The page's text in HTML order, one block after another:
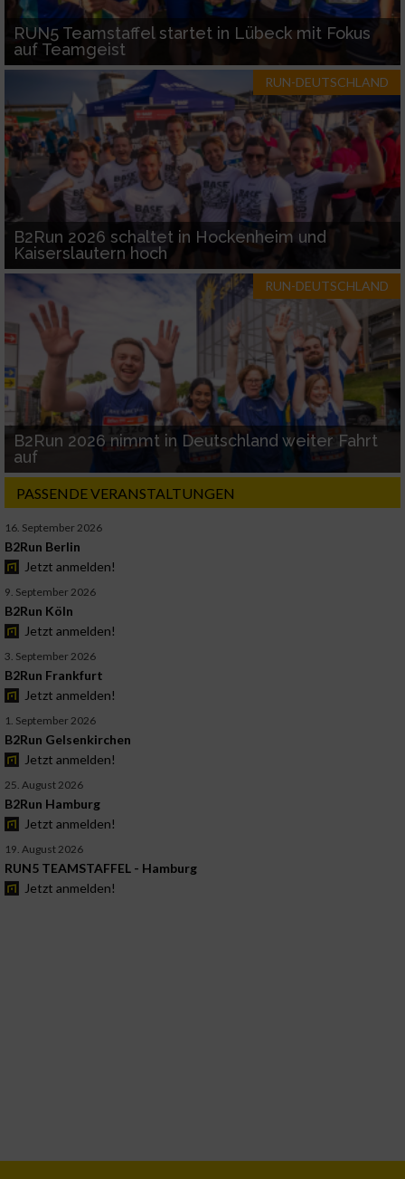
RUN5 Teamstaffel startet in Lübeck mit Fokus
auf Teamgeist
RUN-DEUTSCHLAND
B2Run 2026 schaltet in Hockenheim und
Kaiserslautern hoch
RUN-DEUTSCHLAND
B2Run 2026 nimmt in Deutschland weiter Fahrt
auf
PASSENDE VERANSTALTUNGEN
16. September 2026
B2Run Berlin
Jetzt anmelden!
9. September 2026
B2Run Köln
Jetzt anmelden!
3. September 2026
B2Run Frankfurt
Jetzt anmelden!
1. September 2026
B2Run Gelsenkirchen
Jetzt anmelden!
25. August 2026
B2Run Hamburg
Jetzt anmelden!
19. August 2026
RUN5 TEAMSTAFFEL - Hamburg
Jetzt anmelden!